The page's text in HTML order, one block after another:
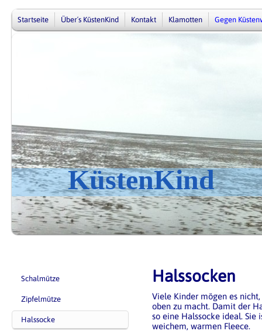
Startseite Über´s KüstenKind Kontakt Klamotten Gegen
KüstenKind
Schalmütze
Zipfelmütze
Halssocke
Halssocken
Viele Kinder mögen es
oben zu macht. Damit der
so eine Halssocke ideal. Sie
weichem, warmen Fleece.